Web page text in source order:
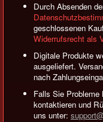
Durch Absenden
geschlossenen
Widerrufsrecht als
Digitale Produkte
ausgeliefert.
nach
Falls Sie
kontaktieren und
uns unter: